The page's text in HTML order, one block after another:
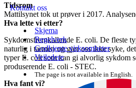
Kontakt oss
Skjema
Regelverk
Godkjente virksomheter
Veiledere
The page is not available in English.
Tidsrom
Mattilsynet tok ut prøver i 2017.
Hva lette vi etter?
Sykdomsfremkallende E. coli. De fleste
naturlig i tarmen og gjør oss ikke syke,
typer E. coli som kan gi alvorlig sykdom
produserende E. coli - STEC.
Hva fant vi?